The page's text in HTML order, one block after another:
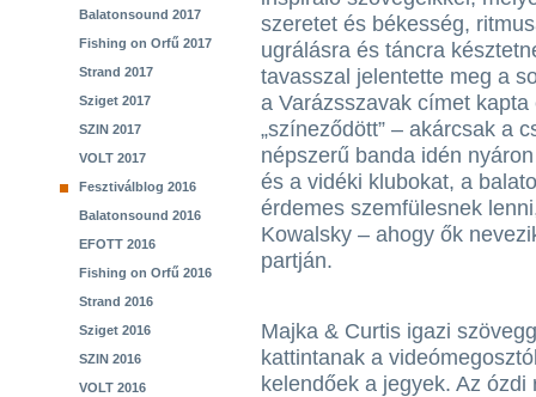
Balatonsound 2017
Fishing on Orfű 2017
Strand 2017
Sziget 2017
SZIN 2017
VOLT 2017
Fesztiválblog 2016
Balatonsound 2016
EFOTT 2016
Fishing on Orfű 2016
Strand 2016
Sziget 2016
SZIN 2016
VOLT 2016
szeretet és békesség,
ugrálásra és táncra
tavasszal jelentette meg a
a Varázsszavak címet
„színeződött” – akárcsak a
népszerű banda idén
és a vidéki klubokat, a
érdemes szemfülesnek
Kowalsky – ahogy ők
partján.
Majka & Curtis igazi
kattintanak a
kelendőek a jegyek. Az